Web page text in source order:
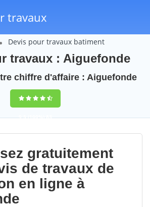
travaux
Devis pour travaux batiment
travaux : Aiguefonde
chiffre d'affaire : Aiguefonde
9,5(100%)83
votes
gratuitement
de travaux de
en ligne à